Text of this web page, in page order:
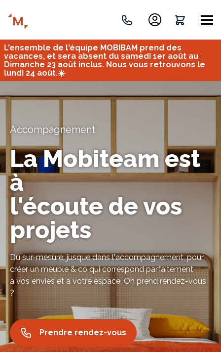
Bibliothèque Meuble tv Dressing
OU
Créez votre projet de A à Z
Imaginez et concevez un meuble 100% unique.
L'ensemble de l'équipe MOBIBAM prend des
vacances, et sera absent du samedi 1er août au
Dimanche 23 août inclus. Nous vous retrouvons le
lundi 24 août.☀️
Accompagnement
La Mobiteam est
à
l'écoute de vos
projets
Du sur-mesure, jusque dans l'accompagnement, pour
créer un meuble & co qui correspond parfaitement
à vos envies et à votre espace. On prend rendez-vous
?
Prendre rendez-vous